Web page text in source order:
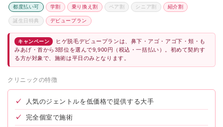
都度払い可 学割 乗り換え割 ペア割 シニア割 紹介割
誕生日特典 デビュープラン
キャンペーン
ヒゲ脱毛デビュープランは、鼻下・アゴ・アゴ下・頬・も
みあげ・首から3部位を選んで9,900円（税込・一括払い）。初めて契約す
る方が対象で、施術は平日のみとなります。
クリニックの特徴
✓ 人気のジェントルを低価格で提供する大手
✓ 完全個室で施術